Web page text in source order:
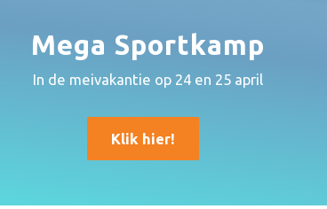
Mega Sportkamp
In de meivakantie op 24 en 25 april
Klik hier!